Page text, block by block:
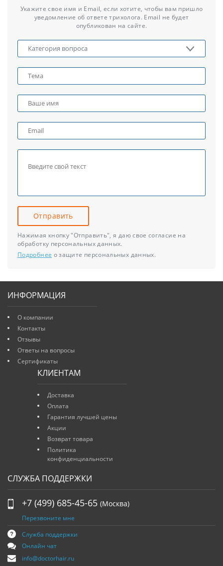
Укажите свое имя и Email, если хотите, чтобы вам пришло
уведомление об ответе трихолога. Email не будет
опубликован на сайте.
Отправить
Нажимая кнопку "Отправить", я даю свое согласие на
обработку персональных данных.
Подробнее о защите персональных данных.
ИНФОРМАЦИЯ
О компании
Контакты
Отзывы
Ответы на вопросы
Сертификаты
КЛИЕНТАМ
Доставка
Оплата
Гарантия лучшей цены
Акции
Возврат товара
Политика
конфиденциальности
СЛУЖБА ПОДДЕРЖКИ
+7 (499) 685-45-65 (Москва)
Перезвоните мне
Служба поддержки
Онлайн чат
info@doctorhair.ru